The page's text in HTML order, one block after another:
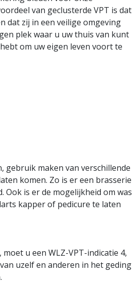
van geclusterde VPT is dat
dat zij in een veilige omgeving
plek waar u uw thuis van kunt
om uw eigen leven voort te
gebruik maken van verschillende
komen. Zo is er een brasserie
is er de mogelijkheid om was
kapper of pedicure te laten
u een WLZ-VPT-indicatie 4,
uzelf en anderen in het geding